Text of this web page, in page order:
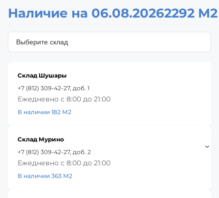
Наличие на 06.08.20262292 М2
Склад Шушары
+7 (812) 309-42-27, доб. 1
Ежедневно с 8:00 до 21:00
В наличии 182 М2
Склад Мурино
+7 (812) 309-42-27, доб. 2
Ежедневно с 8:00 до 21:00
В наличии 363 М2